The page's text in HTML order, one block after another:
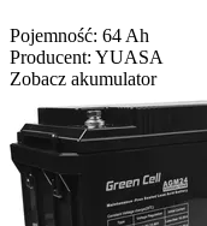
Pojemność: 64 Ah
Producent: YUASA
Zobacz akumulator